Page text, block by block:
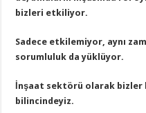
bizleri etkiliyor.
Sadece etkilemiyor, aynı
sorumluluk da yüklüyor.
İnşaat sektörü olarak bizler
bilincindeyiz.